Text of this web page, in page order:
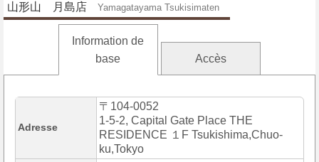
山形山 月島店 Yamagatayama Tsukisimaten
Information de
base
Accès
Adresse
〒104-0052
1-5-2, Capital Gate Place THE
RESIDENCE １F Tsukishima,Chuo-
ku,Tokyo